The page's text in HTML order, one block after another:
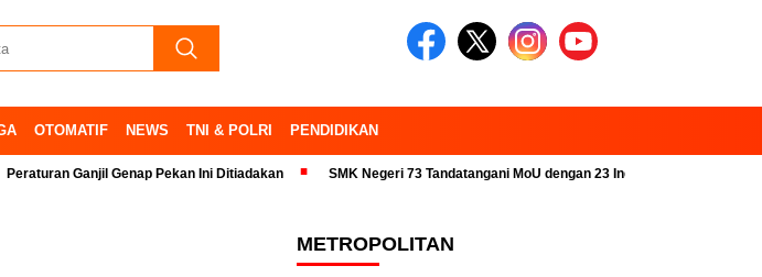
OTOMATIF NEWS TNI & POLRI PENDIDIKAN
Ganjil Genap Pekan Ini Ditiadakan SMK Negeri 73 Tandatangani MoU dengan 23 Industri Pariwisata dan Kampus
METROPOLITAN